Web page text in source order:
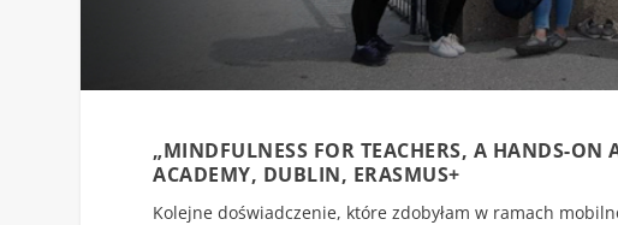
„MINDFULNESS FOR TEACHERS, A HANDS-ON
ACADEMY, DUBLIN, ERASMUS+
Kolejne doświadczenie, które zdobyłam w ramach